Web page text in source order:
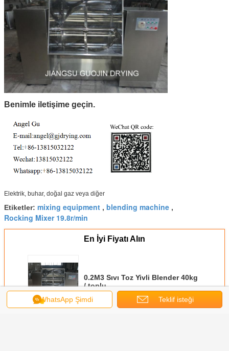
Benimle iletişime geçin.
Elektrik, buhar, doğal gaz veya diğer
Etiketler: mixing equipment , blending machine ,
Rocking Mixer 19.8r/min
En İyi Fiyatı Alın
0.2M3 Sıvı Toz Yivli Blender 40kg
/ toplu
WhatsApp Şimdi Teklif isteği